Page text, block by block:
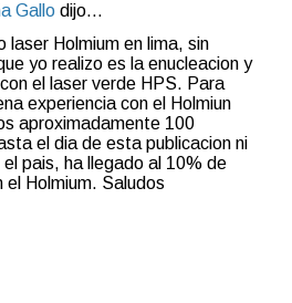
Gallo dijo…
laser Holmium en lima, sin
yo realizo es la enucleacion y
el laser verde HPS. Para
experiencia con el Holmiun
aproximadamente 100
el dia de esta publicacion ni
el pais, ha llegado al 10% de
el Holmium. Saludos